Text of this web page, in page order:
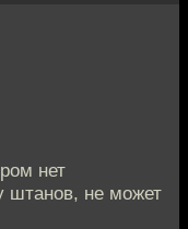
нет
штанов, не может